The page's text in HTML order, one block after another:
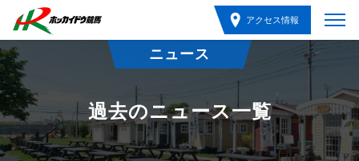
アクセス情報
ニュース
過去のニュース一覧